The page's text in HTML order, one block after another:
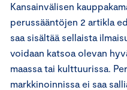
Kansainvälisen
perussääntöjen 2 artikla
saa sisältää sellaista
voidaan katsoa olevan
maassa tai kulttuurissa.
markkinoinnissa ei saa